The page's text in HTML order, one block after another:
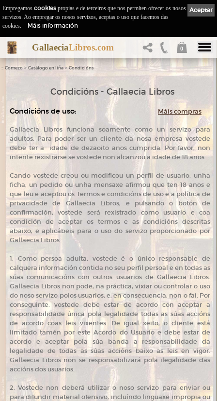
GallaeciaLibros.com 0
:: Comezo > Catálogo en liña > Condicións
Condicións - Gallaecia Libros
Máis compras
Condicións de uso:
Gallaecia Libros funciona soamente como un servizo para
adultos. Para poder ser un cliente da nosa empresa vostede
debe ter a idade de dezaoito anos cumprida. Por favor, non
intente rexistrarse se vostede non alcanzou a idade de 18 anos.
Cando vostede creou ou modificou un perfil de usuario, unha
ficha, un pedido ou unha mensaxe afirmou que ten 18 anos e
que leu e aceptou os Termos e condicións de uso e a política de
privacidade de Gallaecia Libros, e pulsando o botón de
confirmación, vostede será rexistrado como usuario e coa
condición de aceptar os termos e as condicións descritas
abaixo, e aplicábeis para o uso do servizo proporcionado por
Gallaecia Libros.
1. Como persoa adulta, vostede é o único responsable de
calquera información contida no seu perfil persoal e en todas as
súas comunicacións con outros usuarios de Gallaecia Libros.
Gallaecia Libros non pode, na práctica, vixiar ou controlar o uso
do noso servizo polos usuarios, e, en consecuencia, non o fai. Por
conseguinte, vostede debe estar de acordo con aceptar a
responsabilidade única pola legalidade todas as súas accións
de acordo coas leis vixentes. De igual xeito, o cliente está
limitado tamén por este Acordo do Usuario e debe estar de
acordo e aceptar pola súa banda a responsabilidade da
legalidade de todas as súas accións baixo as leis en vigor.
Gallaecia Libros non se responsabilizará pola ilegalidade das
accións dos usuarios.
2. Vostede non deberá utilizar o noso servizo para enviar ou
para difundir material ofensivo, incluíndo linguaxe impropia ou
Aceptar
Empregamos cookies propias e de terceiros que nos permiten ofrecer os nosos
servizos. Ao empregar os nosos servizos, aceptas o uso que facemos das
cookies.
Máis información